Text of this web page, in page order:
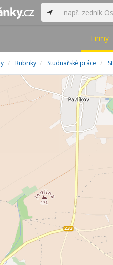
Firmy
Rubriky Studnařské práce